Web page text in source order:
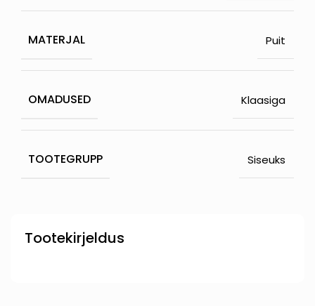
Tootekirjeldus
MATERJAL Puit
OMADUSED Klaasiga
TOOTEGRUPP Siseuks